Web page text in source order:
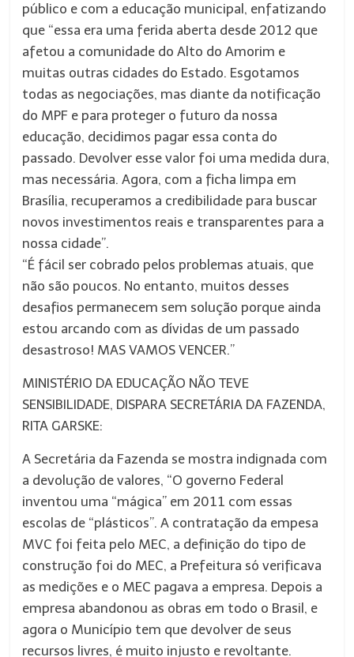
público e com a educação municipal, enfatizando
que “essa era uma ferida aberta desde 2012 que
afetou a comunidade do Alto do Amorim e
muitas outras cidades do Estado. Esgotamos
todas as negociações, mas diante da notificação
do MPF e para proteger o futuro da nossa
educação, decidimos pagar essa conta do
passado. Devolver esse valor foi uma medida dura,
mas necessária. Agora, com a ficha limpa em
Brasília, recuperamos a credibilidade para buscar
novos investimentos reais e transparentes para a
nossa cidade”.
“É fácil ser cobrado pelos problemas atuais, que
não são poucos. No entanto, muitos desses
desafios permanecem sem solução porque ainda
estou arcando com as dívidas de um passado
desastroso! MAS VAMOS VENCER.”
MINISTÉRIO DA EDUCAÇÃO NÃO TEVE
SENSIBILIDADE, DISPARA SECRETÁRIA DA FAZENDA,
RITA GARSKE:
A Secretária da Fazenda se mostra indignada com
a devolução de valores, “O governo Federal
inventou uma “mágica” em 2011 com essas
escolas de “plásticos”. A contratação da empesa
MVC foi feita pelo MEC, a definição do tipo de
construção foi do MEC, a Prefeitura só verificava
as medições e o MEC pagava a empresa. Depois a
empresa abandonou as obras em todo o Brasil, e
agora o Município tem que devolver de seus
recursos livres, é muito injusto e revoltante.